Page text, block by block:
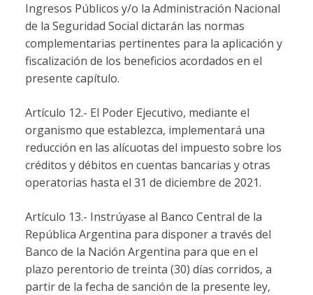
Ingresos Públicos y/o la Administración Nacional
de la Seguridad Social dictarán las normas
complementarias pertinentes para la aplicación y
fiscalización de los beneficios acordados en el
presente capítulo.
Artículo 12.- El Poder Ejecutivo, mediante el
organismo que establezca, implementará una
reducción en las alícuotas del impuesto sobre los
créditos y débitos en cuentas bancarias y otras
operatorias hasta el 31 de diciembre de 2021.
Artículo 13.- Instrúyase al Banco Central de la
República Argentina para disponer a través del
Banco de la Nación Argentina para que en el
plazo perentorio de treinta (30) días corridos, a
partir de la fecha de sanción de la presente ley,